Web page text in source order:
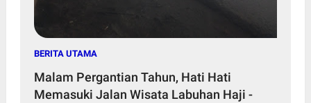
BERITA UTAMA
Malam Pergantian Tahun, Hati Hati
Memasuki Jalan Wisata Labuhan Haji -